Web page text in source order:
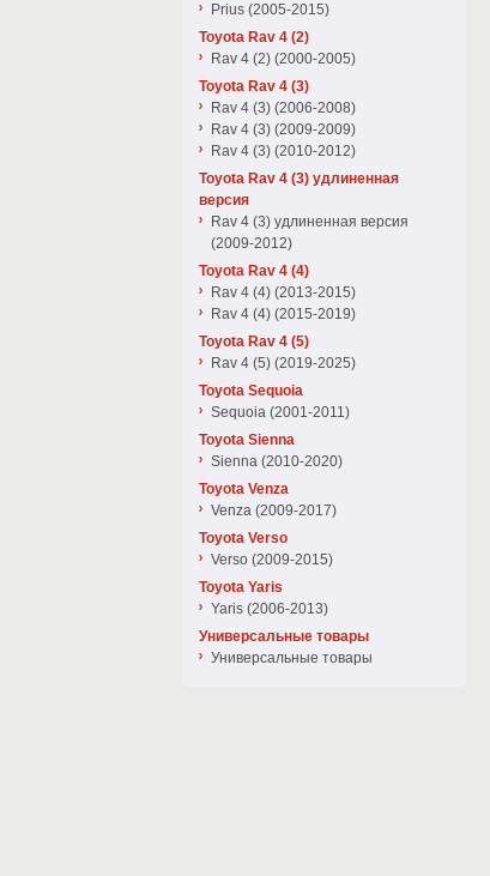
Prius (2005-2015)
Toyota Rav 4 (2)
Rav 4 (2) (2000-2005)
Toyota Rav 4 (3)
Rav 4 (3) (2006-2008)
Rav 4 (3) (2009-2009)
Rav 4 (3) (2010-2012)
Toyota Rav 4 (3) удлиненная
версия
Rav 4 (3) удлиненная версия
(2009-2012)
Toyota Rav 4 (4)
Rav 4 (4) (2013-2015)
Rav 4 (4) (2015-2019)
Toyota Rav 4 (5)
Rav 4 (5) (2019-2025)
Toyota Sequoia
Sequoia (2001-2011)
Toyota Sienna
Sienna (2010-2020)
Toyota Venza
Venza (2009-2017)
Toyota Verso
Verso (2009-2015)
Toyota Yaris
Yaris (2006-2013)
Универсальные товары
Универсальные товары